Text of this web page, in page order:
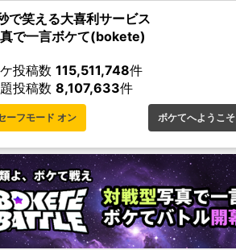
で笑える大喜利サービス
で一言ボケて(bokete)
投稿数 115,511,748件
投稿数 8,107,633件
ーフモード オン ボケてへようこそ